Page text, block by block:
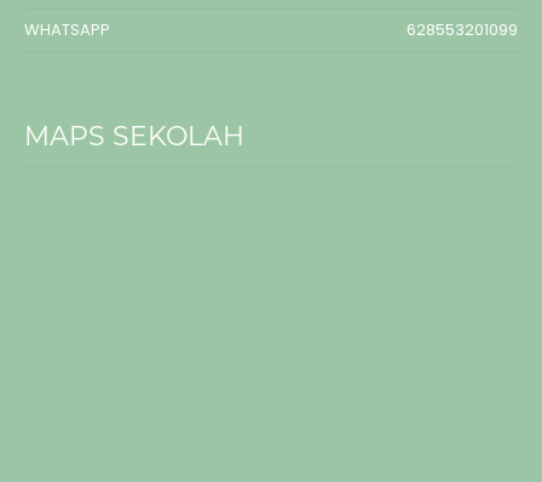
WHATSAPP
628553201099
MAPS SEKOLAH